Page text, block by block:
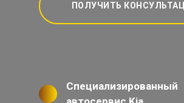
ПОЛУЧИТЬ
Специализированный